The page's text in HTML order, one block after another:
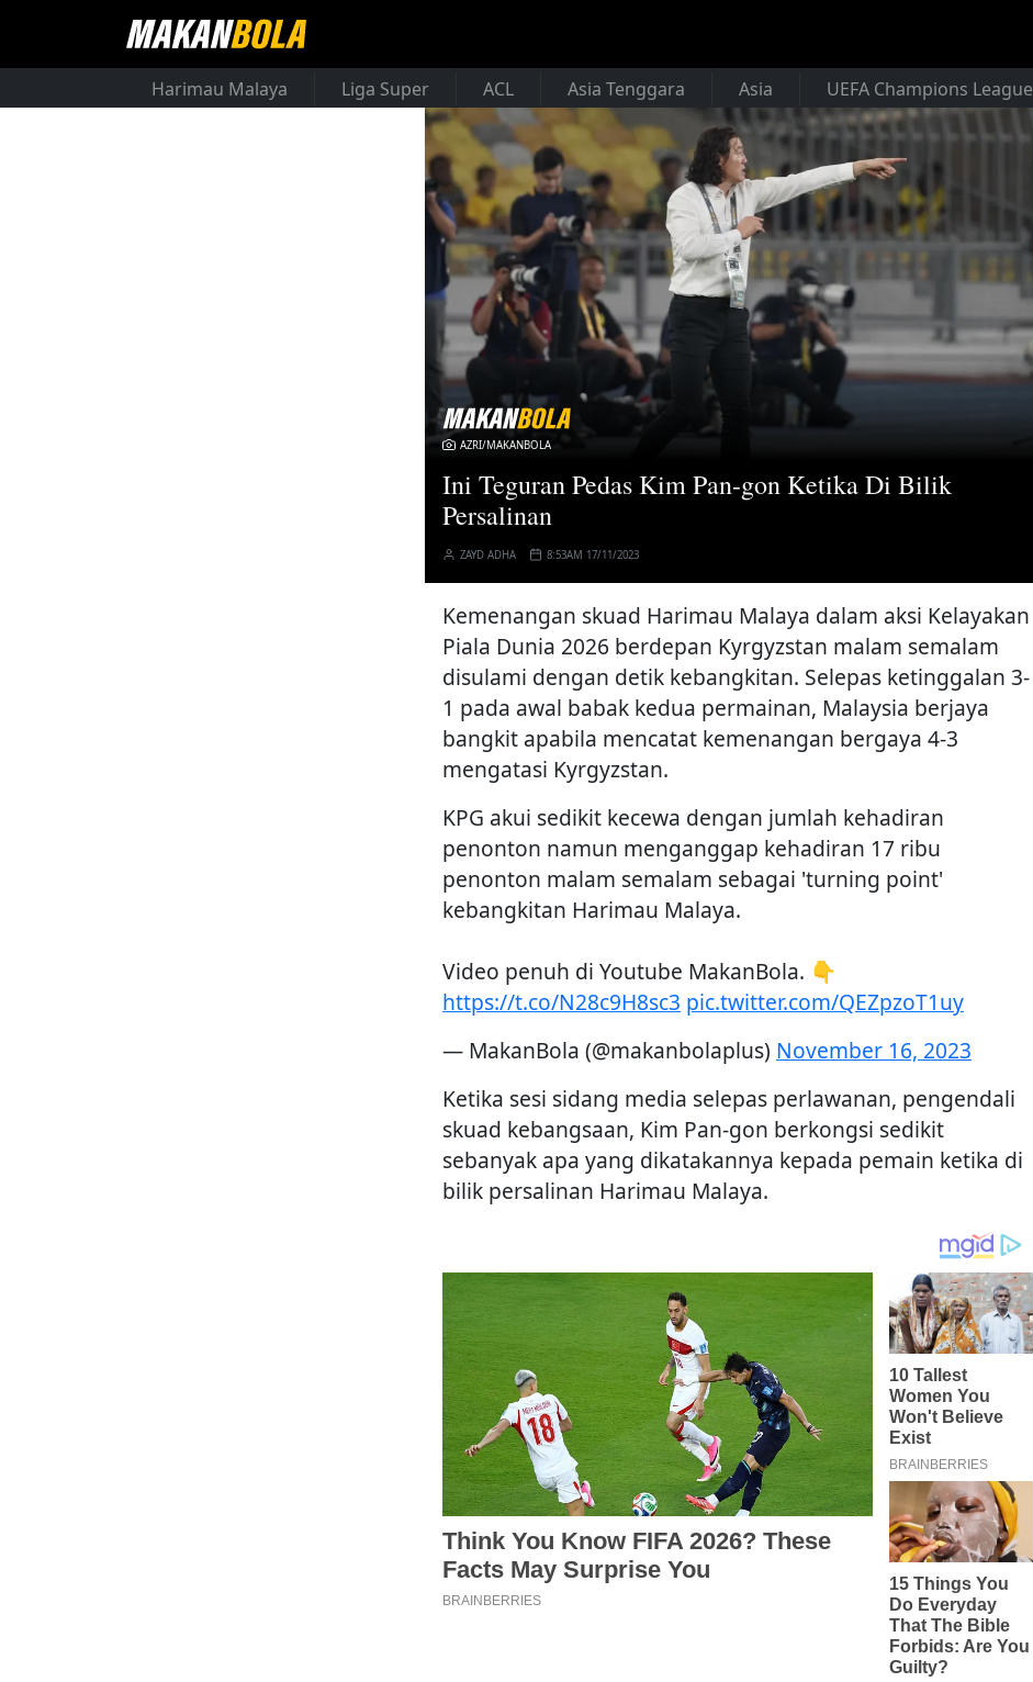
Harimau Malaya Liga Super ACL Asia Tenggara Asia UEFA Champions League
AZRI/MAKANBOLA
Ini Teguran Pedas Kim Pan-gon Ketika Di Bilik
Persalinan
ZAYD ADHA 8:53AM 17/11/2023
Kemenangan skuad Harimau Malaya dalam aksi Kelayakan
Piala Dunia 2026 berdepan Kyrgyzstan malam semalam
disulami dengan detik kebangkitan. Selepas ketinggalan 3-
1 pada awal babak kedua permainan, Malaysia berjaya
bangkit apabila mencatat kemenangan bergaya 4-3
mengatasi Kyrgyzstan.
KPG akui sedikit kecewa dengan jumlah kehadiran
penonton namun menganggap kehadiran 17 ribu
penonton malam semalam sebagai 'turning point'
kebangkitan Harimau Malaya.
Video penuh di Youtube MakanBola. 👇
https://t.co/N28c9H8sc3 pic.twitter.com/QEZpzoT1uy
— MakanBola (@makanbolaplus) November 16, 2023
Ketika sesi sidang media selepas perlawanan, pengendali
skuad kebangsaan, Kim Pan-gon berkongsi sedikit
sebanyak apa yang dikatakannya kepada pemain ketika di
bilik persalinan Harimau Malaya.